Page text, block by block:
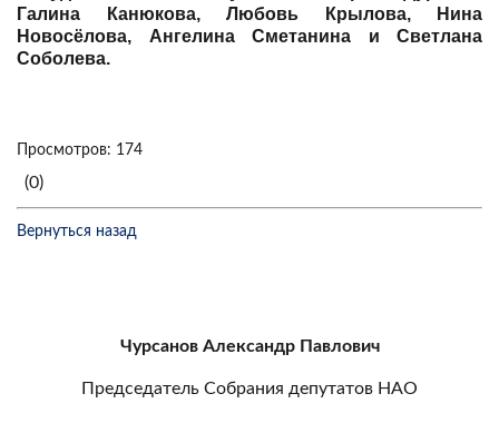
Галина Канюкова, Любовь Крылова, Нина
Новосёлова, Ангелина Сметанина и Светлана
Соболева.
Просмотров: 174
(0)
Вернуться назад
Чурсанов Александр Павлович
Председатель Собрания депутатов НАО